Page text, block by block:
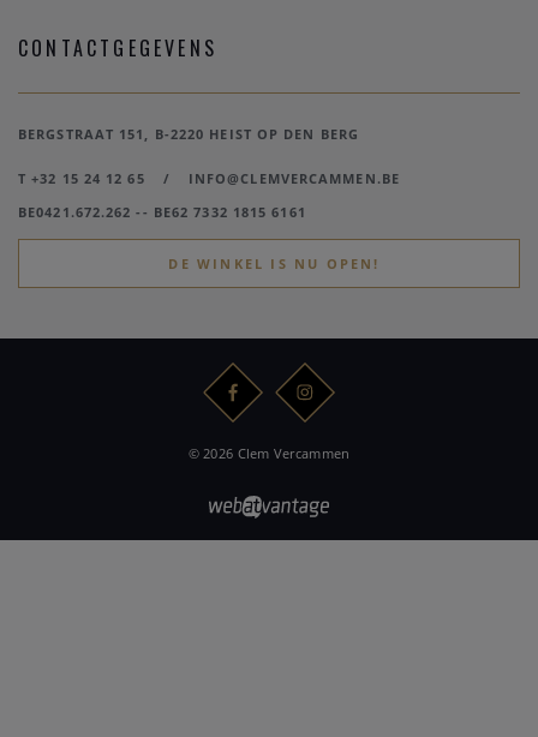
CONTACTGEGEVENS
BERGSTRAAT 151, B-2220 HEIST OP DEN BERG
T +32 15 24 12 65 /
INFO@CLEMVERCAMMEN.BE
BE0421.672.262 -- BE62 7332 1815 6161
DE WINKEL IS NU OPEN!
© 2026 Clem Vercammen